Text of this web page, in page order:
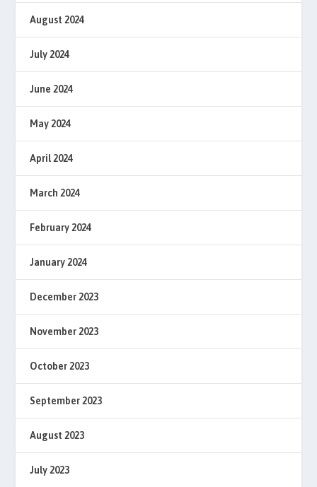
August 2024
July 2024
June 2024
May 2024
April 2024
March 2024
February 2024
January 2024
December 2023
November 2023
October 2023
September 2023
August 2023
July 2023